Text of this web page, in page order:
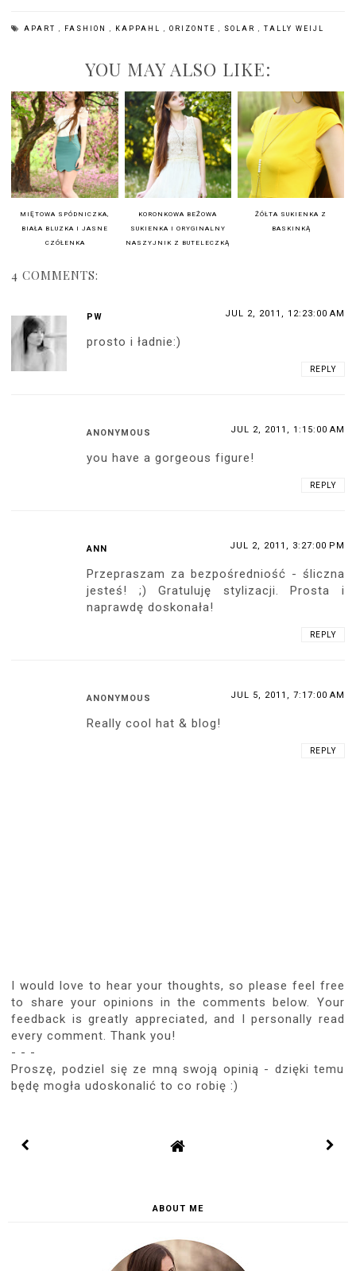
APART FASHION KAPPAHL ,ORIZONTE SOLAR ,TALLY WEIJL
YOU MAY ALSO LIKE:
MIĘTOWA SPÓDNICZKA,
BIAŁA BLUZKA I JASNE
CZÓŁENKA
KORONKOWA BEŻOWA
SUKIENKA I ORYGINALNY
NASZYJNIK Z BUTELECZKĄ
ŻÓŁTA SUKIENKA Z
BASKINKĄ
4 COMMENTS:
PW JUL 2, 2011, 12:23:00 AM
prosto i ładnie:)
REPLY
ANONYMOUS JUL 2, 2011, 1:15:00 AM
you have a gorgeous figure!
REPLY
ANN JUL 2, 2011, 3:27:00 PM
Przepraszam za bezpośredniość - śliczna
jesteś! ;) Gratuluję stylizacji. Prosta i
naprawdę doskonała!
REPLY
ANONYMOUS JUL 5, 2011, 7:17:00 AM
Really cool hat & blog!
REPLY
I would love to hear your thoughts, so please feel free
to share your opinions in the comments below. Your
feedback is greatly appreciated, and I personally read
every comment. Thank you!
- - -
Proszę, podziel się ze mną swoją opinią - dzięki temu
będę mogła udoskonalić to co robię :)
ABOUT ME